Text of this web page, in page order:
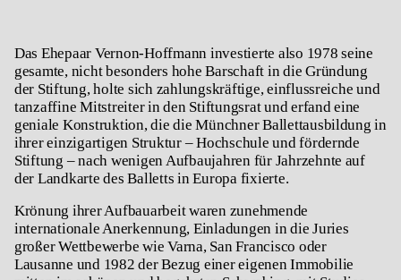
Das Ehepaar Vernon-Hoffmann investierte also 1978 seine
gesamte, nicht besonders hohe Barschaft in die Gründung
der Stiftung, holte sich zahlungskräftige, einflussreiche und
tanzaffine Mitstreiter in den Stiftungsrat und erfand eine
geniale Konstruktion, die die Münchner Ballettausbildung in
ihrer einzigartigen Struktur – Hochschule und fördernde
Stiftung – nach wenigen Aufbaujahren für Jahrzehnte auf
der Landkarte des Balletts in Europa fixierte.
Krönung ihrer Aufbauarbeit waren zunehmende
internationale Anerkennung, Einladungen in die Juries
großer Wettbewerbe wie Varna, San Francisco oder
Lausanne und 1982 der Bezug einer eigenen Immobilie